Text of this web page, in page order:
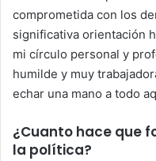
comprometida con los
significativa orientación
mi círculo personal y
humilde y muy
echar una mano a todo
¿Cuanto hace que
la política?